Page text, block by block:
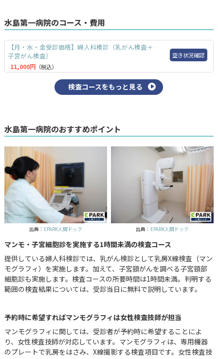
水島第一病院のコース・費用
【月・水・金受診価格】婦人科検診（乳がん検査＋
子宮がん検査）
11,000円 （税込）
空き状況確認
検査コースをもっと見る
水島第一病院のおすすめポイント
出典： EPARK人間ドック 出典： EPARK人間ドック
マンモ・子宮細胞診を実施する1時間未満の検査コース
提供している婦人科検診では、乳がん検診として乳房X線検査（マン
モグラフィ）を実施します。加えて、子宮頸がんを調べる子宮頸部
細胞診も実施します。検査コースの所要時間は1時間未満。判明する
範囲の検査結果については、受診当日に無料で説明しています。
予約時に希望すればマンモグラフィは女性検査技師が担当
マンモグラフィに関しては、受診者が予約時に希望することによ
り、女性検査技師が対応しています。マンモグラフィは、専用機器
のプレートで乳房をはさみ、X線撮影する検査項目です。女性検査技